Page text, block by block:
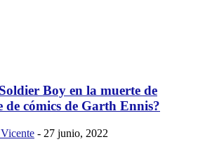
Boy en la muerte de
de cómics de Garth Ennis?
- 27 junio, 2022